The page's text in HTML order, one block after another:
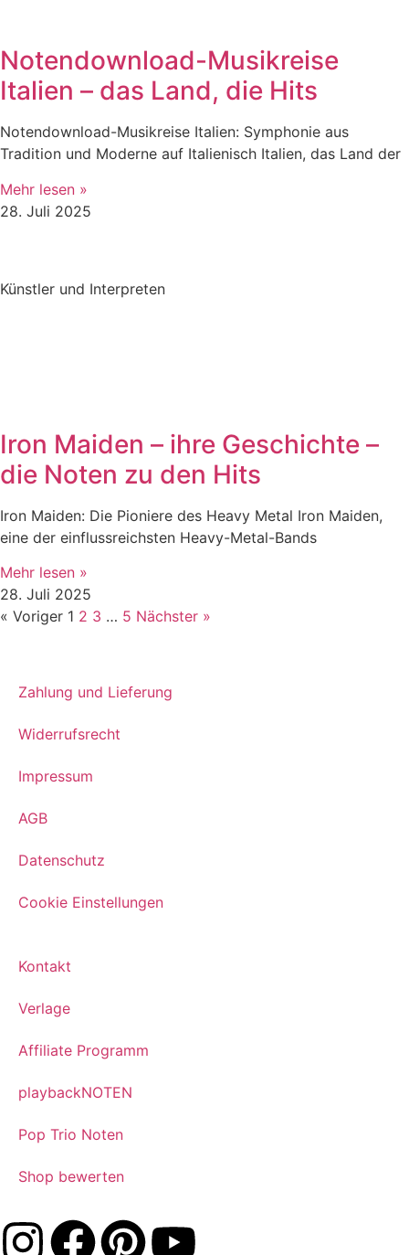
Notendownload-Musikreise
Italien – das Land, die Hits
Notendownload-Musikreise Italien: Symphonie aus
Tradition und Moderne auf Italienisch Italien, das Land der
Mehr lesen »
28. Juli 2025
Künstler und Interpreten
Iron Maiden – ihre Geschichte –
die Noten zu den Hits
Iron Maiden: Die Pioniere des Heavy Metal Iron Maiden,
eine der einflussreichsten Heavy-Metal-Bands
Mehr lesen »
28. Juli 2025
« Voriger 1 2 3 … 5 Nächster »
Zahlung und Lieferung
Widerrufsrecht
Impressum
AGB
Datenschutz
Cookie Einstellungen
Kontakt
Verlage
Affiliate Programm
playbackNOTEN
Pop Trio Noten
Shop bewerten